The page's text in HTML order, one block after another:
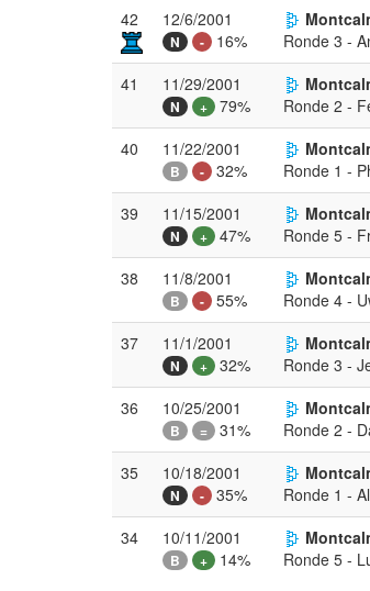
42 12/6/2001
N - 16%
Ronde 3 -
41 11/29/2001
N + 79%
Ronde 2 -
40 11/22/2001
B - 32%
Ronde 1 -
39 11/15/2001
N + 47%
Ronde 5 -
38 11/8/2001
B - 55%
Ronde 4 -
37 11/1/2001
N + 32%
Ronde 3 -
36 10/25/2001
B = 31%
Ronde 2 -
35 10/18/2001
N - 35%
Ronde 1 -
34 10/11/2001
B + 14%
Ronde 5 -